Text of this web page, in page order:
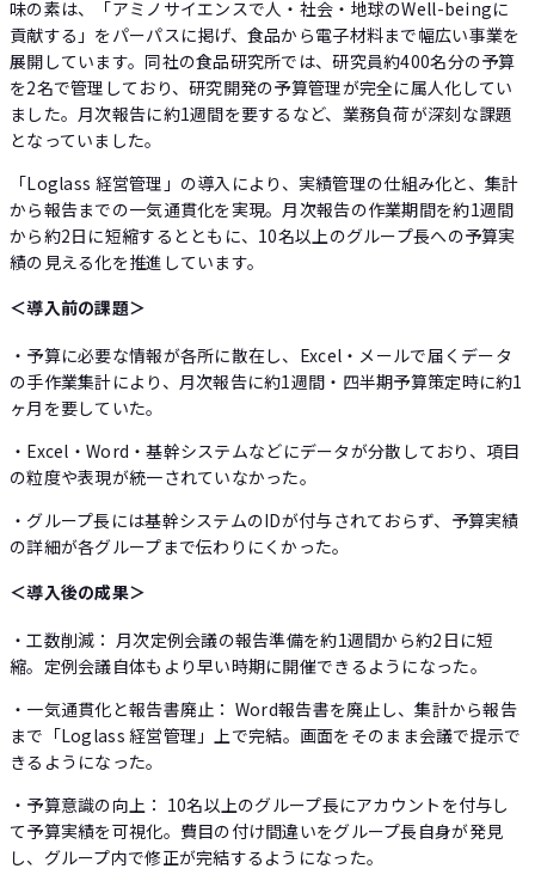
味の素は、「アミノサイエンスで人・社会・地球のWell-beingに
貢献する」をパーパスに掲げ、食品から電子材料まで幅広い事業を
展開しています。同社の食品研究所では、研究員約400名分の予算
を2名で管理しており、研究開発の予算管理が完全に属人化してい
ました。月次報告に約1週間を要するなど、業務負荷が深刻な課題
となっていました。
「Loglass 経営管理」の導入により、実績管理の仕組み化と、集計
から報告までの一気通貫化を実現。月次報告の作業期間を約1週間
から約2日に短縮するとともに、10名以上のグループ長への予算実
績の見える化を推進しています。
＜導入前の課題＞
・予算に必要な情報が各所に散在し、Excel・メールで届くデータ
の手作業集計により、月次報告に約1週間・四半期予算策定時に約1
ヶ月を要していた。
・Excel・Word・基幹システムなどにデータが分散しており、項目
の粒度や表現が統一されていなかった。
・グループ長には基幹システムのIDが付与されておらず、予算実績
の詳細が各グループまで伝わりにくかった。
＜導入後の成果＞
・工数削減： 月次定例会議の報告準備を約1週間から約2日に短
縮。定例会議自体もより早い時期に開催できるようになった。
・一気通貫化と報告書廃止： Word報告書を廃止し、集計から報告
まで「Loglass 経営管理」上で完結。画面をそのまま会議で提示で
きるようになった。
・予算意識の向上： 10名以上のグループ長にアカウントを付与し
て予算実績を可視化。費目の付け間違いをグループ長自身が発見
し、グループ内で修正が完結するようになった。